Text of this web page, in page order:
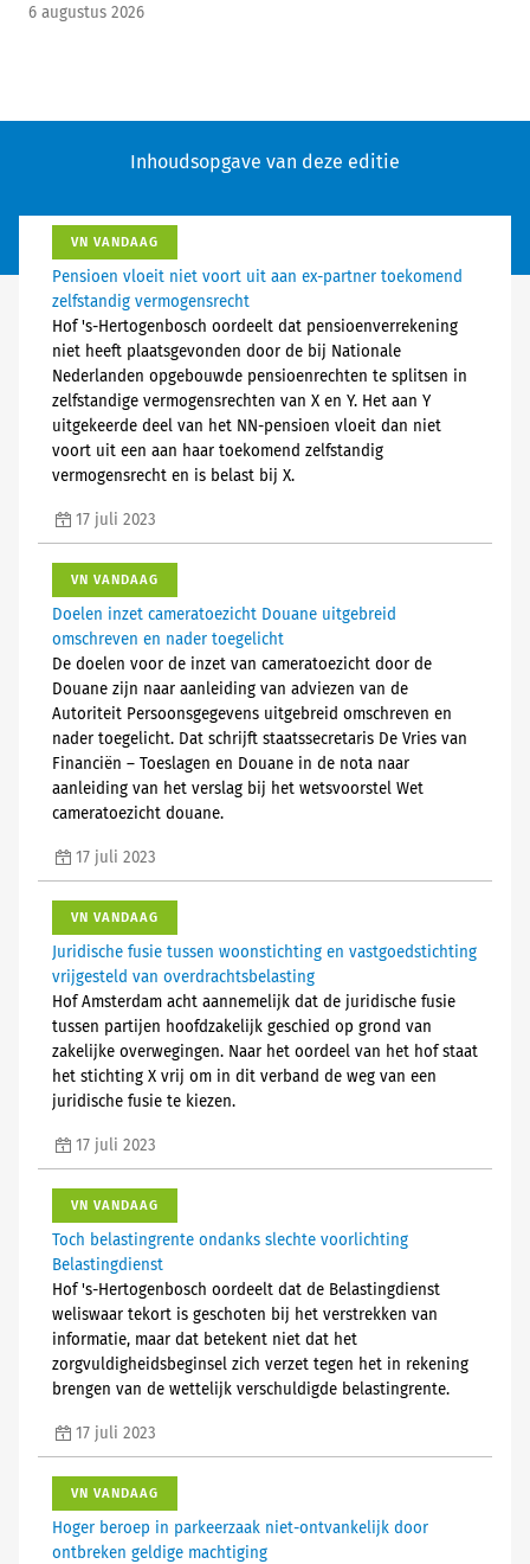
6 augustus 2026
Inhoudsopgave van deze editie
VN VANDAAG
Pensioen vloeit niet voort uit aan ex-partner toekomend
zelfstandig vermogensrecht
Hof 's-Hertogenbosch oordeelt dat pensioenverrekening
niet heeft plaatsgevonden door de bij Nationale
Nederlanden opgebouwde pensioenrechten te splitsen in
zelfstandige vermogensrechten van X en Y. Het aan Y
uitgekeerde deel van het NN-pensioen vloeit dan niet
voort uit een aan haar toekomend zelfstandig
vermogensrecht en is belast bij X.
17 juli 2023
VN VANDAAG
Doelen inzet cameratoezicht Douane uitgebreid
omschreven en nader toegelicht
De doelen voor de inzet van cameratoezicht door de
Douane zijn naar aanleiding van adviezen van de
Autoriteit Persoonsgegevens uitgebreid omschreven en
nader toegelicht. Dat schrijft staatssecretaris De Vries van
Financiën – Toeslagen en Douane in de nota naar
aanleiding van het verslag bij het wetsvoorstel Wet
cameratoezicht douane.
17 juli 2023
VN VANDAAG
Juridische fusie tussen woonstichting en vastgoedstichting
vrijgesteld van overdrachtsbelasting
Hof Amsterdam acht aannemelijk dat de juridische fusie
tussen partijen hoofdzakelijk geschied op grond van
zakelijke overwegingen. Naar het oordeel van het hof staat
het stichting X vrij om in dit verband de weg van een
juridische fusie te kiezen.
17 juli 2023
VN VANDAAG
Toch belastingrente ondanks slechte voorlichting
Belastingdienst
Hof 's-Hertogenbosch oordeelt dat de Belastingdienst
weliswaar tekort is geschoten bij het verstrekken van
informatie, maar dat betekent niet dat het
zorgvuldigheidsbeginsel zich verzet tegen het in rekening
brengen van de wettelijk verschuldigde belastingrente.
17 juli 2023
VN VANDAAG
Hoger beroep in parkeerzaak niet-ontvankelijk door
ontbreken geldige machtiging